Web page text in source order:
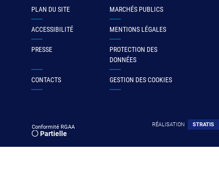
PLAN DU SITE MARCHÉS PUBLICS
ACCESSIBILITÉ MENTIONS LÉGALES
PRESSE
PROTECTION DES
DONNÉES
CONTACTS GESTION DES COOKIES
Conformité RGAA
Partielle
RÉALISATION STRATIS